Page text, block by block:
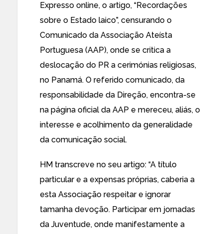
Expresso online, o artigo, “Recordações
sobre o Estado laico”, censurando o
Comunicado da Associação Ateísta
Portuguesa (AAP), onde se critica a
deslocação do PR a cerimónias religiosas,
no Panamá. O referido comunicado, da
responsabilidade da Direção, encontra-se
na página oficial da AAP e mereceu, aliás, o
interesse e acolhimento da generalidade
da comunicação social.
HM transcreve no seu artigo: “A título
particular e a expensas próprias, caberia a
esta Associação respeitar e ignorar
tamanha devoção. Participar em jornadas
da Juventude, onde manifestamente a